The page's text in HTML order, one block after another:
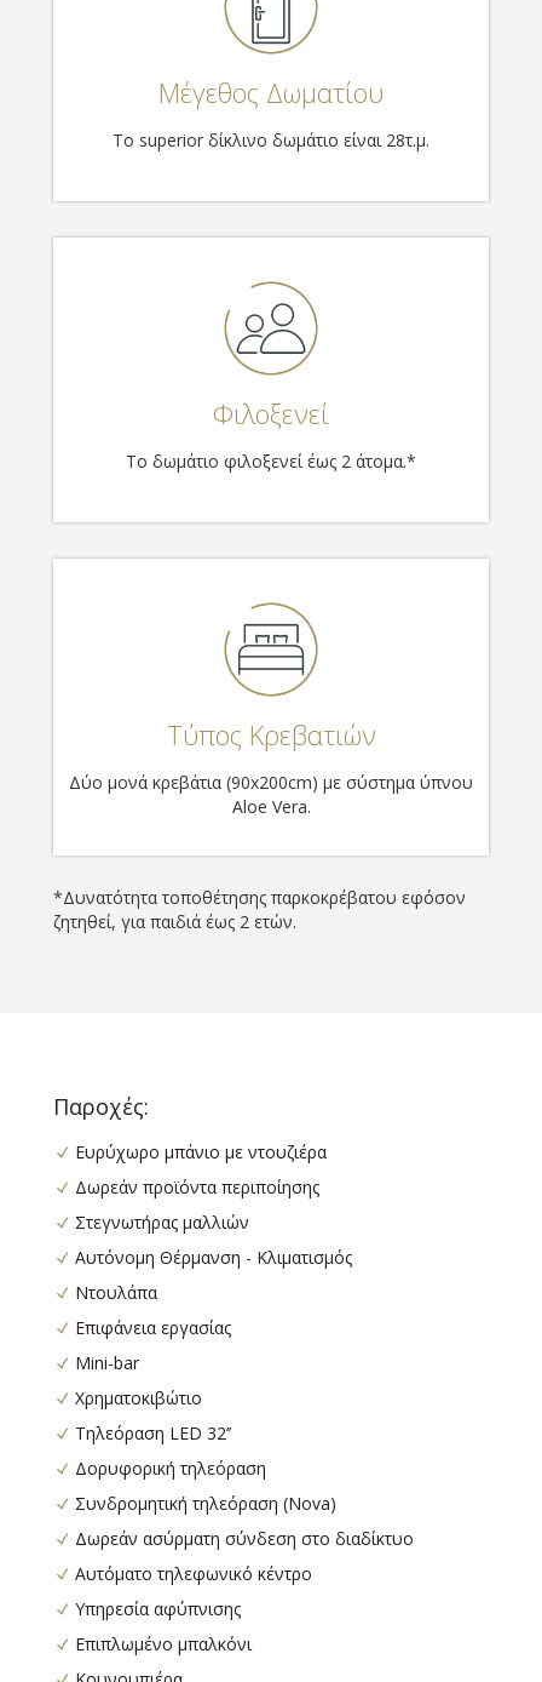
Μέγεθος Δωματίου
Το superior δίκλινο δωμάτιο είναι 28τ.μ.
Φιλοξενεί
Το δωμάτιο φιλοξενεί έως 2 άτομα.*
Τύπος Κρεβατιών
Δύο μονά κρεβάτια (90x200cm) με σύστημα ύπνου
Aloe Vera.
*Δυνατότητα τοποθέτησης παρκοκρέβατου εφόσον
ζητηθεί, για παιδιά έως 2 ετών.
Παροχές:
Ευρύχωρο μπάνιο με ντουζιέρα
Δωρεάν προϊόντα περιποίησης
Στεγνωτήρας μαλλιών
Αυτόνομη Θέρμανση - Κλιματισμός
Ντουλάπα
Επιφάνεια εργασίας
Mini-bar
Χρηματοκιβώτιο
Τηλεόραση LED 32’’
Δορυφορική τηλεόραση
Συνδρομητική τηλεόραση (Nova)
Δωρεάν ασύρματη σύνδεση στο διαδίκτυο
Αυτόματο τηλεφωνικό κέντρο
Υπηρεσία αφύπνισης
Επιπλωμένο μπαλκόνι